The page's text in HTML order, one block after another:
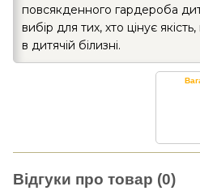
повсякденного гардероба
вибір для тих, хто цінує
в дитячій білизні.
Відгуки про товар (0)